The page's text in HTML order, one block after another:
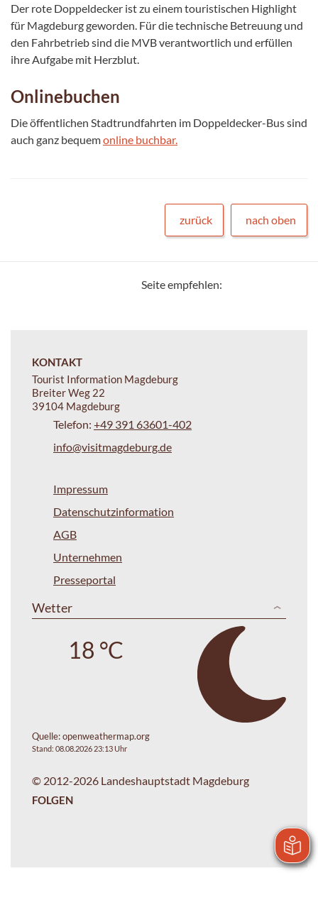
Der rote Doppeldecker ist zu einem touristischen Highlight
für Magdeburg geworden. Für die technische Betreuung und
den Fahrbetrieb sind die MVB verantwortlich und erfüllen
ihre Aufgabe mit Herzblut.
Onlinebuchen
Die öffentlichen Stadtrundfahrten im Doppeldecker-Bus sind
auch ganz bequemonline buchbar.
zurück nach oben
Seite empfehlen:
KONTAKT
Tourist Information Magdeburg
Breiter Weg 22
39104 Magdeburg
Telefon: +49 391 63601-402
info@visitmagdeburg.de
Impressum
Datenschutzinformation
AGB
Unternehmen
Presseportal
Wetter
18 °C
Quelle:openweathermap.org
Stand: 08.08.2026 23:13 Uhr
© 2012-2026 Landeshauptstadt Magdeburg
FOLGEN